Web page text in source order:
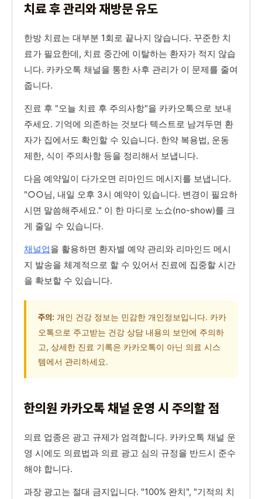
치료 후 관리와 재방문 유도
한방 치료는 대부분 1회로 끝나지 않습니다. 꾸준한 치
료가 필요한데, 치료 중간에 이탈하는 환자가 적지 않습
니다. 카카오톡 채널을 통한 사후 관리가 이 문제를 줄여
줍니다.
진료 후 "오늘 치료 후 주의사항"을 카카오톡으로 보내
주세요. 기억에 의존하는 것보다 텍스트로 남겨두면 환
자가 집에서도 확인할 수 있습니다. 한약 복용법, 운동
제한, 식이 주의사항 등을 정리해서 보냅니다.
다음 예약일이 다가오면 리마인드 메시지를 보냅니다.
"○○님, 내일 오후 3시 예약이 있습니다. 변경이 필요하
시면 말씀해주세요." 이 한 마디로 노쇼(no-show)를 크
게 줄일 수 있습니다.
채널업을 활용하면 환자별 예약 관리와 리마인드 메시
지 발송을 체계적으로 할 수 있어서 진료에 집중할 시간
을 확보할 수 있습니다.
주의: 개인 건강 정보는 민감한 개인정보입니다. 카카
오톡으로 주고받는 건강 상담 내용의 보안에 주의하
고, 상세한 진료 기록은 카카오톡이 아닌 의료 시스
템에서 관리하세요.
한의원 카카오톡 채널 운영 시 주의할 점
의료 업종은 광고 규제가 엄격합니다. 카카오톡 채널 운
영 시에도 의료법과 의료 광고 심의 규정을 반드시 준수
해야 합니다.
과장 광고는 절대 금지입니다. "100% 완치", "기적의 치